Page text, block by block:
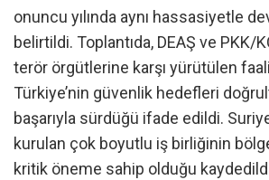
onuncu yılında aynı hassasiyetle
belirtildi. Toplantıda, DEAŞ ve PKK/
terör örgütlerine karşı yürütülen
Türkiye’nin güvenlik hedefleri
başarıyla sürdüğü ifade edildi.
kurulan çok boyutlu iş birliğinin
kritik öneme sahip olduğu